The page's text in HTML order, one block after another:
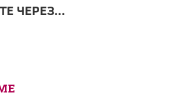
ЧЕРЕЗ...
with Яндекс